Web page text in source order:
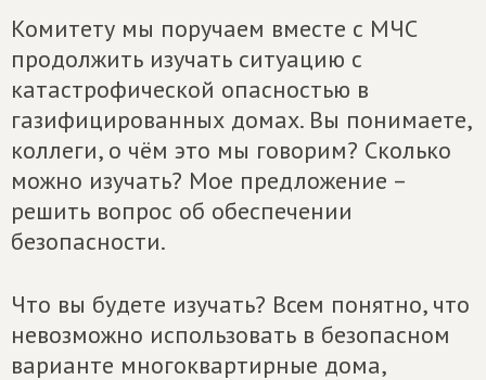
Комитету мы поручаем вместе с МЧС
продолжить изучать ситуацию с
катастрофической опасностью в
газифицированных домах. Вы понимаете,
коллеги, о чём это мы говорим? Сколько
можно изучать? Мое предложение –
решить вопрос об обеспечении
безопасности.
Что вы будете изучать? Всем понятно, что
невозможно использовать в безопасном
варианте многоквартирные дома,